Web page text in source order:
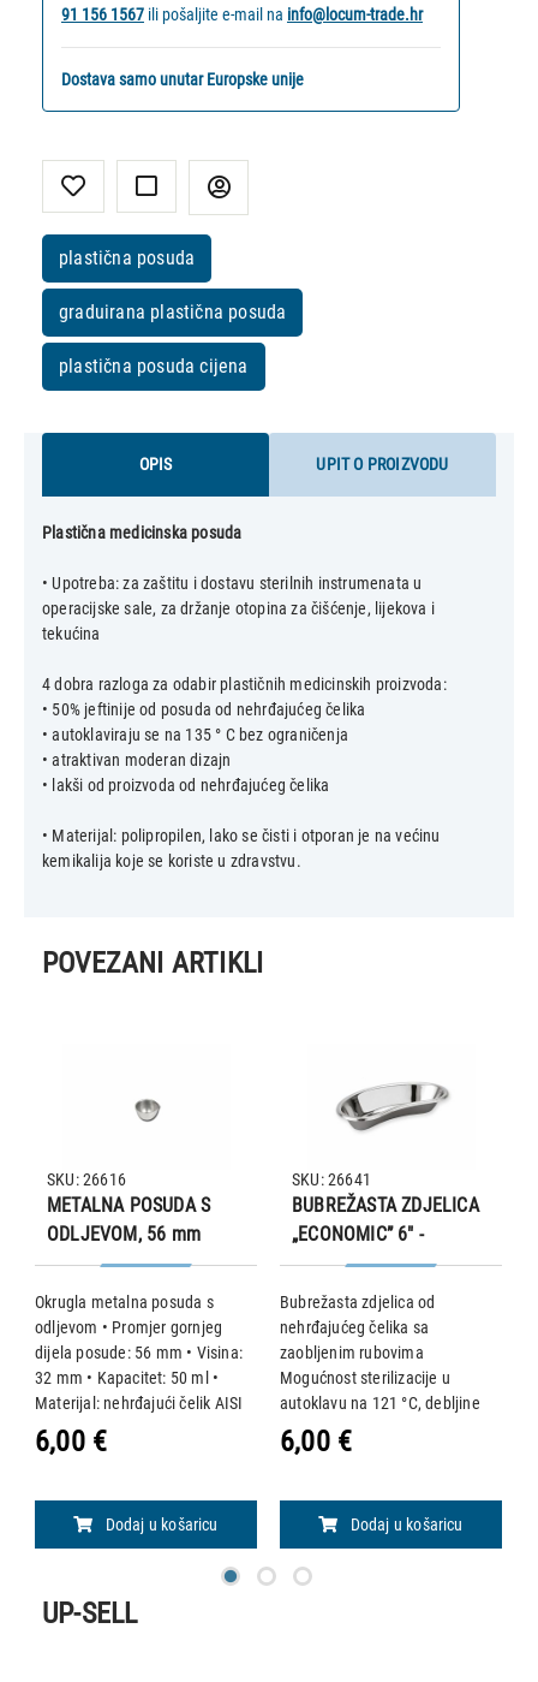
91 156 1567 ili pošaljite e-mail na info@locum-trade.hr
Dostava samo unutar Europske unije
plastična posuda
graduirana plastična posuda
plastična posuda cijena
OPIS UPIT O PROIZVODU
Plastična medicinska posuda
• Upotreba: za zaštitu i dostavu sterilnih instrumenata u
operacijske sale, za držanje otopina za čišćenje, lijekova i
tekućina
4 dobra razloga za odabir plastičnih medicinskih proizvoda:
• 50% jeftinije od posuda od nehrđajućeg čelika
• autoklaviraju se na 135 ° C bez ograničenja
• atraktivan moderan dizajn
• lakši od proizvoda od nehrđajućeg čelika
• Materijal: polipropilen, lako se čisti i otporan je na većinu
kemikalija koje se koriste u zdravstvu.
POVEZANI ARTIKLI
METALNA POSUDA S
ODLJEVOM, 56 mm
Okrugla metalna posuda s
odljevom • Promjer gornjeg
dijela posude: 56 mm • Visina:
32 mm • Kapacitet: 50 ml •
Materijal: nehrđajući čelik AISI
304 Mogućnost sterilizacije u
autoklavu na 121 °C.
SKU: 26616
6,00 €
Dodaj u košaricu
BUBREŽASTA ZDJELICA
„ECONOMIC” 6" -
162x77x31 mm
Bubrežasta zdjelica od
nehrđajućeg čelika sa
zaobljenim rubovima
Mogućnost sterilizacije u
autoklavu na 121 °C, debljine
0,5 mm. • Dimenzije: 162 x 77 x
31 mm • Kapacitet: 190 ml
SKU: 26641
6,00 €
Dodaj u košaricu
UP-SELL